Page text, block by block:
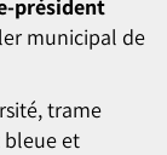
président
municipal de
trame
et